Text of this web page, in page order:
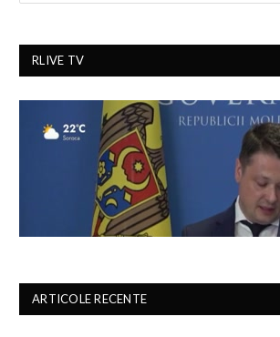
RLIVE TV
ARTICOLE RECENTE